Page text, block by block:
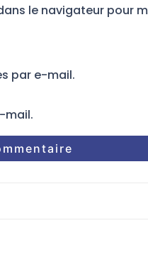
le navigateur pour
par e-mail.
mail.